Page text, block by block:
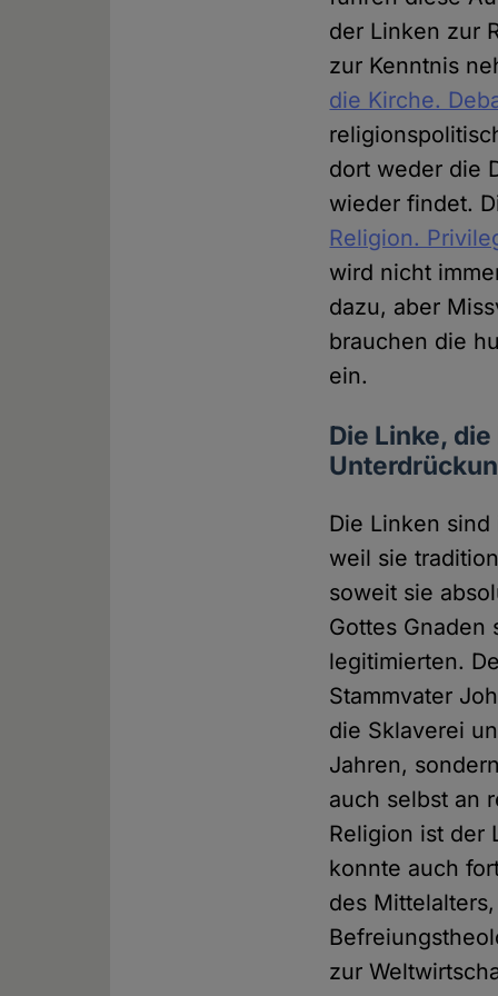
der Linken zur
zur Kenntnis
die Kirche.
dort weder die
wieder findet.
Religion.
wird nicht
dazu, aber
brauchen die
ein.
Die Linke,
Die Linken
weil sie
soweit sie
Gottes
legitimierten.
Stammvater
die Sklaverei
Jahren,
auch selbst an
Religion ist der
konnte auch
des
zur